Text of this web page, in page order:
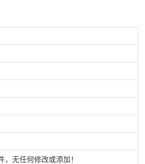
无任何修改或添加！